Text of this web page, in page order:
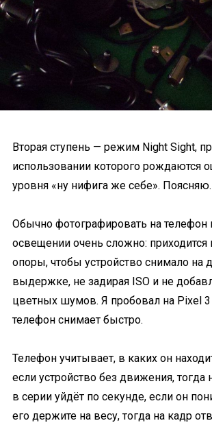
Вторая ступень — режим Night Sight,
использовании которого рождаются
уровня «ну нифига же себе». Поясняю.
Обычно фотографировать на телефон
освещении очень сложно: приходится
опоры, чтобы устройство снимало на
выдержке, не задирая ISO и не
цветных шумов. Я пробовал на Pixel 3
телефон снимает быстро.
Телефон учитывает, в каких он
если устройство без движения,
в серии уйдёт по секунде, если он
его держите на весу, тогда на кадр